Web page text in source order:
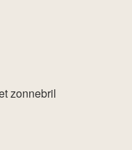
zonnebril